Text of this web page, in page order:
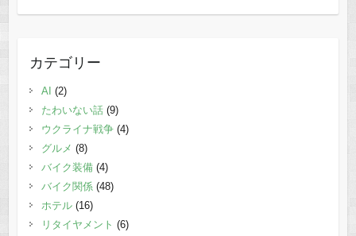
カテゴリー
AI (2)
たわいない話(9)
ウクライナ戦争(4)
グルメ (8)
バイク装備(4)
バイク関係(48)
ホテル(16)
リタイヤメント (6)